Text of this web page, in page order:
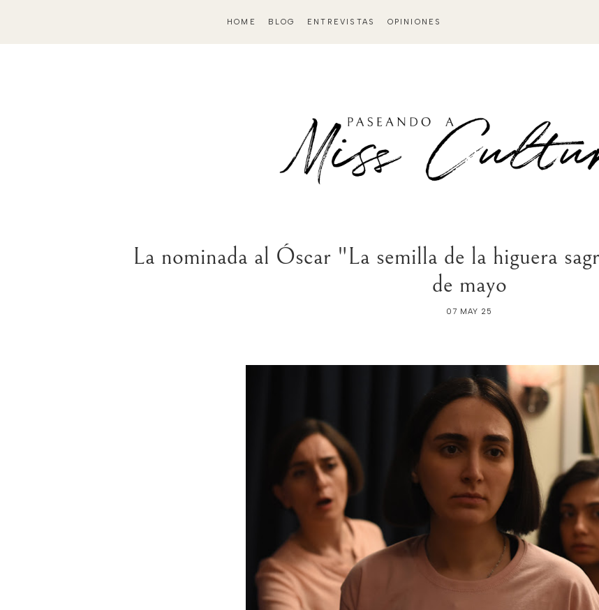
HOME BLOG ENTREVISTAS OPINIONES
La nominada al Óscar "La semilla de la higuera
de mayo
07 MAY 25